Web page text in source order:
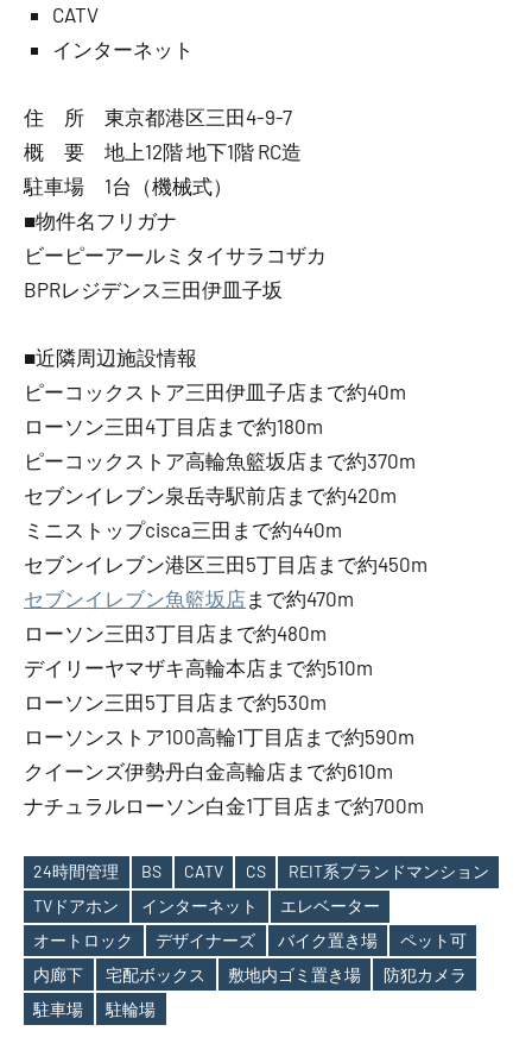
CATV
インターネット
住 所 東京都港区三田4-9-7
概 要 地上12階 地下1階 RC造
駐車場 1台（機械式）
■物件名フリガナ
ビーピーアールミタイサラコザカ
BPRレジデンス三田伊皿子坂
■近隣周辺施設情報
ピーコックストア三田伊皿子店まで約40m
ローソン三田4丁目店まで約180m
ピーコックストア高輪魚籃坂店まで約370m
セブンイレブン泉岳寺駅前店まで約420m
ミニストップcisca三田まで約440m
セブンイレブン港区三田5丁目店まで約450m
セブンイレブン魚籃坂店まで約470m
ローソン三田3丁目店まで約480m
デイリーヤマザキ高輪本店まで約510m
ローソン三田5丁目店まで約530m
ローソンストア100高輪1丁目店まで約590m
クイーンズ伊勢丹白金高輪店まで約610m
ナチュラルローソン白金1丁目店まで約700m
Tags
24時間管理 BS CATV CS
REIT系ブランドマンション
TVドアホン
インターネット
エレベーター
オートロック
デザイナーズ バイク置き場
ペット可
内廊下
宅配ボックス 敷地内ゴミ置き場
防犯カメラ
駐車場
駐輪場